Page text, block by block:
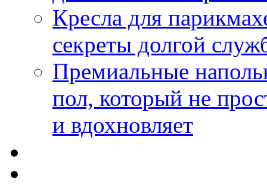
Кресла для
секреты долгой
Премиальные
пол, который не
и вдохновляет